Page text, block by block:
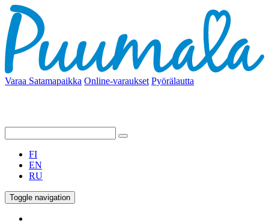
Varaa Satamapaikka Online-varaukset Pyörälautta
FI
EN
RU
Toggle navigation